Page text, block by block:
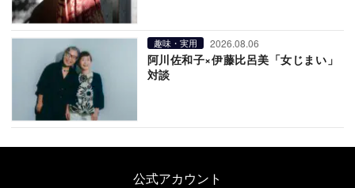
趣味・実用 2026.08.06
阿川佐和子×伊藤比呂美「女じまい」
対談
公式アカウント